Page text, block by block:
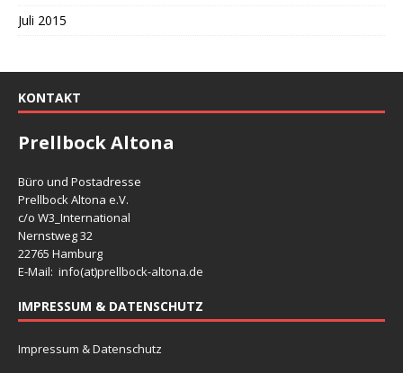
Juli 2015
KONTAKT
Prellbock Altona
Büro und Postadresse
Prellbock Altona e.V.
c/o W3_International
Nernstweg 32
22765 Hamburg
E-Mail: info(at)prellbock-altona.de
IMPRESSUM & DATENSCHUTZ
Impressum & Datenschutz